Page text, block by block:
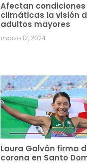
Afectan condiciones
climáticas la visión
adultos mayores
marzo 12, 2024
Laura Galván firma
corona en Santo